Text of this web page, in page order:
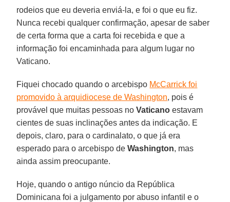
rodeios que eu deveria enviá-la, e foi o que eu fiz.
Nunca recebi qualquer confirmação, apesar de saber
de certa forma que a carta foi recebida e que a
informação foi encaminhada para algum lugar no
Vaticano.
Fiquei chocado quando o arcebispo McCarrick foi
promovido à arquidiocese de Washington, pois é
provável que muitas pessoas noVaticano estavam
cientes de suas inclinações antes da indicação. E
depois, claro, para o cardinalato, o que já era
esperado para o arcebispo deWashington, mas
ainda assim preocupante.
Hoje, quando o antigo núncio da República
Dominicana foi a julgamento por abuso infantil e o